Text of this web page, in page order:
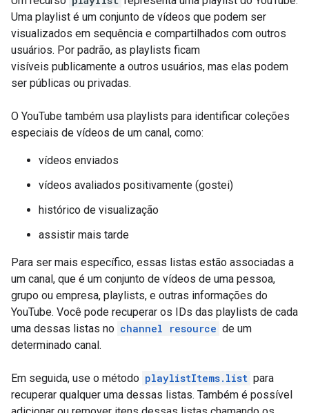
Uma playlist é um conjunto de vídeos que podem ser
visualizados em sequência e compartilhados com outros
usuários. Por padrão, as playlists ficam
visíveis publicamente a outros usuários, mas elas podem
ser públicas ou privadas.
O YouTube também usa playlists para identificar coleções
especiais de vídeos de um canal, como:
vídeos enviados
vídeos avaliados positivamente (gostei)
histórico de visualização
assistir mais tarde
Para ser mais específico, essas listas estão associadas a
um canal, que é um conjunto de vídeos de uma pessoa,
grupo ou empresa, playlists, e outras informações do
YouTube. Você pode recuperar os IDs das playlists de cada
uma dessas listas no channel resource de um
determinado canal.
Em seguida, use o método playlistItems.list para
recuperar qualquer uma dessas listas. Também é possível